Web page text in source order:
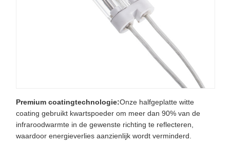
Premium coatingtechnologie:Onze halfgeplatte witte
coating gebruikt kwartspoeder om meer dan 90% van de
infraroodwarmte in de gewenste richting te reflecteren,
waardoor energieverlies aanzienlijk wordt verminderd.